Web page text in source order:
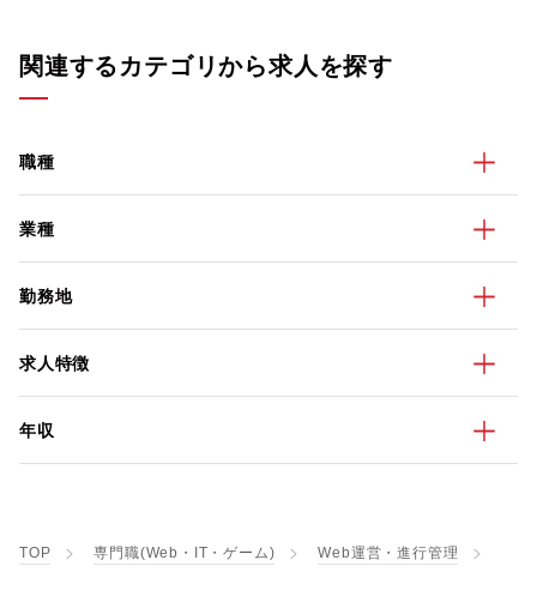
関連するカテゴリから求人を探す
職種
業種
勤務地
求人特徴
年収
TOP 専門職(Web・IT・ゲーム) Web運営・進行管理